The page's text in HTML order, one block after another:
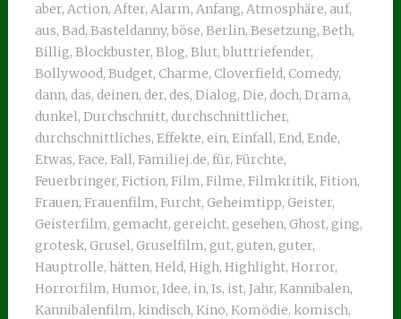
aber, Action, After, Alarm, Anfang, Atmosphäre, auf,
aus, Bad, Basteldanny, böse, Berlin, Besetzung, Beth,
Billig, Blockbuster, Blog, Blut, bluttriefender,
Bollywood, Budget, Charme, Cloverfield, Comedy,
dann, das, deinen, der, des, Dialog, Die, doch, Drama,
dunkel, Durchschnitt, durchschnittlicher,
durchschnittliches, Effekte, ein, Einfall, End, Ende,
Etwas, Face, Fall, Familiej.de, für, Fürchte,
Feuerbringer, Fiction, Film, Filme, Filmkritik, Fition,
Frauen, Frauenfilm, Furcht, Geheimtipp, Geister,
Geisterfilm, gemacht, gereicht, gesehen, Ghost, ging,
grotesk, Grusel, Gruselfilm, gut, guten, guter,
Hauptrolle, hätten, Held, High, Highlight, Horror,
Horrorfilm, Humor, Idee, in, Is, ist, Jahr, Kannibalen,
Kannibalenfilm, kindisch, Kino, Komödie, komisch,